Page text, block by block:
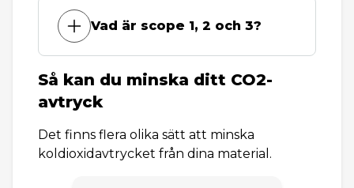
Vad är scope 1, 2 och 3?
Så kan du minska ditt CO2-
avtryck
Det finns flera olika sätt att minska
koldioxidavtrycket från dina material.